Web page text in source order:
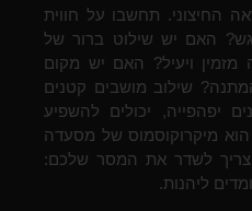
החיצוני. תחשבו על חווית
האם יש שילוט ברור של
ויעיל? האם יש מקום
שילוב מושבים קטנים
יפהפייה, יכולים להשפיע
מיקרוקוסמוס של מסעדה
לשדר את המסר שלכם:
ליהנות.